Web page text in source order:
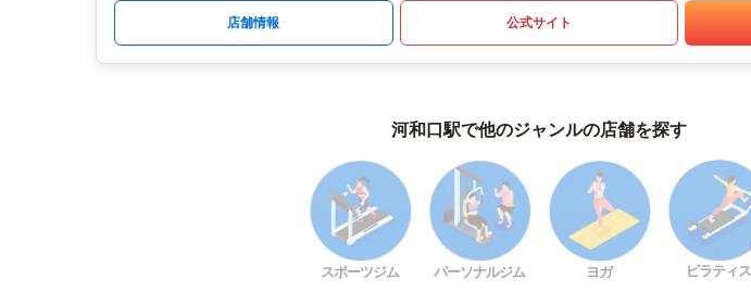
店舗情報 公式サイト
河和口駅で他のジャンルの店舗を探す
スポーツジム パーソナルジム ヨガ ピラティス